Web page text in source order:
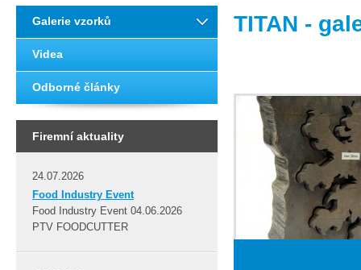
Galerie vzorků
Videa
Odborné články
Firemní aktuality
24.07.2026
Food Industry Event
Food Industry Event 04.06.2026
PTV FOODCUTTER
TITAN -